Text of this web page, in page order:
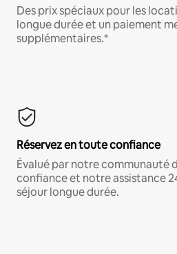
Des prix spéciaux pour les
longue durée et un paiement
supplémentaires.*
Réservez en toute confiance
Évalué par notre communauté
confiance et notre assistance
séjour longue durée.